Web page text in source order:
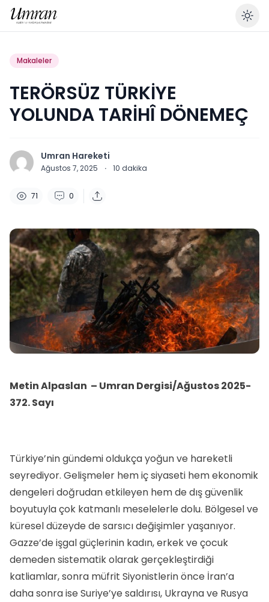
Makaleler
TERÖRSÜZ TÜRKİYE
YOLUNDA TARİHÎ DÖNEMEÇ
Umran Hareketi
Ağustos 7, 2025 · 10 dakika
71 0
Metin Alpaslan – Umran Dergisi/Ağustos 2025-
372. Sayı
Türkiye’nin gündemi oldukça yoğun ve hareketli
seyrediyor. Gelişmeler hem iç siyaseti hem ekonomik
dengeleri doğrudan etkileyen hem de dış güvenlik
boyutuyla çok katmanlı meselelerle dolu. Bölgesel ve
küresel düzeyde de sarsıcı değişimler yaşanıyor.
Gazze’de işgal güçlerinin kadın, erkek ve çocuk
demeden sistematik olarak gerçekleştirdiği
katliamlar, sonra müfrit Siyonistlerin önce İran’a
daha sonra ise Suriye’ye saldırısı, Ukrayna ve Rusya